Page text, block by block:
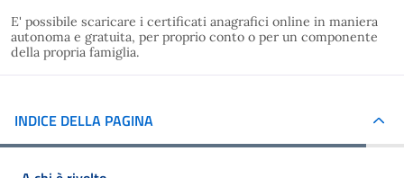
E' possibile scaricare i certificati anagrafici online in maniera
autonoma e gratuita, per proprio conto o per un componente
della propria famiglia.
INDICE DELLA PAGINA